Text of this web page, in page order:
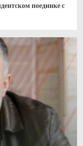
поединке с